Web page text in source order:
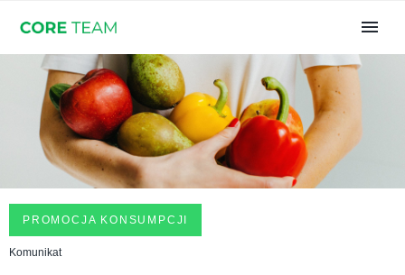
PROMOCJA KONSUMPCJI
Komunikat